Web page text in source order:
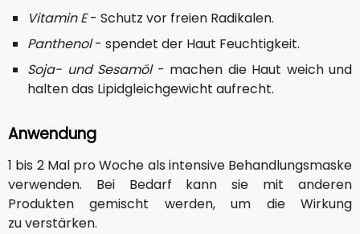
Vitamin E- Schutz vor freien Radikalen.
Panthenol- spendet der Haut Feuchtigkeit.
Soja- und Sesamöl- machen die Haut weich und
halten das Lipidgleichgewicht aufrecht.
Anwendung
1 bis 2 Mal pro Woche als intensive Behandlungsmaske
verwenden. Bei Bedarf kann sie mit anderen
Produkten gemischt werden, um die Wirkung
zu verstärken.